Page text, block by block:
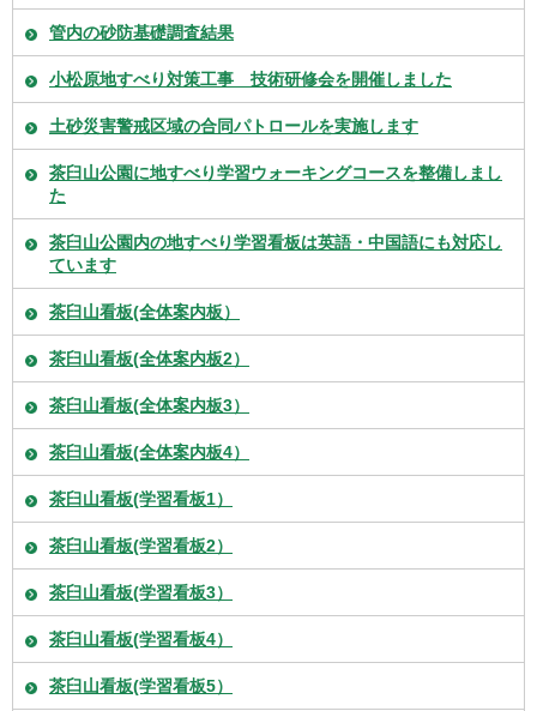
管内の砂防基礎調査結果
小松原地すべり対策工事 技術研修会を開催しました
土砂災害警戒区域の合同パトロールを実施します
茶臼山公園に地すべり学習ウォーキングコースを整備しまし
た
茶臼山公園内の地すべり学習看板は英語・中国語にも対応し
ています
茶臼山看板(全体案内板）
茶臼山看板(全体案内板2）
茶臼山看板(全体案内板3）
茶臼山看板(全体案内板4）
茶臼山看板(学習看板1）
茶臼山看板(学習看板2）
茶臼山看板(学習看板3）
茶臼山看板(学習看板4）
茶臼山看板(学習看板5）